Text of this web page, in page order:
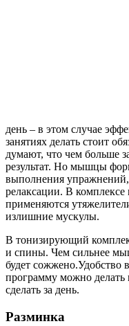
день – в этом случае
занятиях делать стоит
думают, что чем больше
результат. Но мышцы
выполнения упражнений,
релаксации. В
применяются
излишние мускулы.
В тонизирующий
и спины. Чем сильнее
будет
программу можно делать
сделать за день.
Разминка